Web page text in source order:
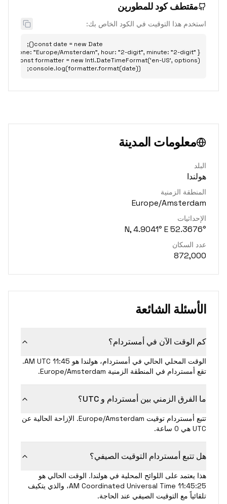
مقتطف كود للمطورين
استخدم هذا التوقيت في الكود الخاص بك:
console.log(formatter.format(date));
معلومات المدينة
البلد
هولندا
المنطقة الزمنية
Europe/Amsterdam
الإحداثيات
52.3676° N, 4.9041° E
عدد السكان
872,000
الأسئلة الشائعة
كم الوقت الآن في أمستردام؟
الوقت المحلي الحالي في أمستردام، هولندا هو 11:45 AM UTC.
تقع أمستردام في المنطقة الزمنية Europe/Amsterdam.
ما الفرق الزمني بين أمستردام و UTC؟
تتبع أمستردام توقيت Europe/Amsterdam. الإزاحة الحالية عن
UTC هي 0 ساعة.
هل تتبع أمستردام التوقيت الصيفي؟
هذا يعتمد على اللوائح المحلية في هولندا. الوقت الحالي هو
11:45:25 AM Coordinated Universal Time، والذي يتكيف
تلقائياً مع التوقيت الصيفي عند الحاجة.